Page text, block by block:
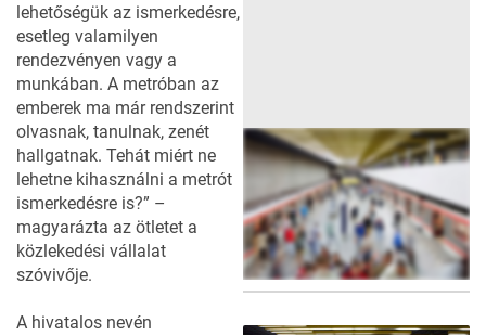
lehetőségük az ismerkedésre,
esetleg valamilyen
rendezvényen vagy a
munkában. A metróban az
emberek ma már rendszerint
olvasnak, tanulnak, zenét
hallgatnak. Tehát miért ne
lehetne kihasználni a metrót
ismerkedésre is?” –
magyarázta az ötletet a
közlekedési vállalat
szóvivője.
A hivatalos nevén